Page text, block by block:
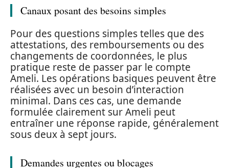
Canaux posant des besoins simples
Pour des questions simples telles que des
attestations, des remboursements ou des
changements de coordonnées, le plus
pratique reste de passer par le compte
Ameli. Les opérations basiques peuvent être
réalisées avec un besoin d’interaction
minimal. Dans ces cas, une demande
formulée clairement sur Ameli peut
entraîner une réponse rapide, généralement
sous deux à sept jours.
Demandes urgentes ou blocages